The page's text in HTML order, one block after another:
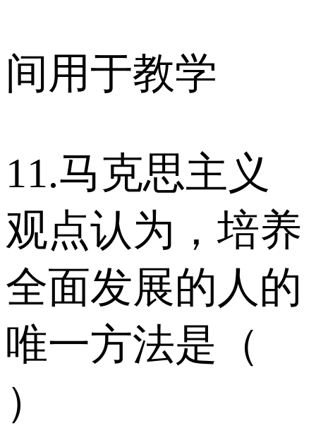
间用于教学
11.马克思主义
观点认为，培养
全面发展的人的
唯一方法是（
）